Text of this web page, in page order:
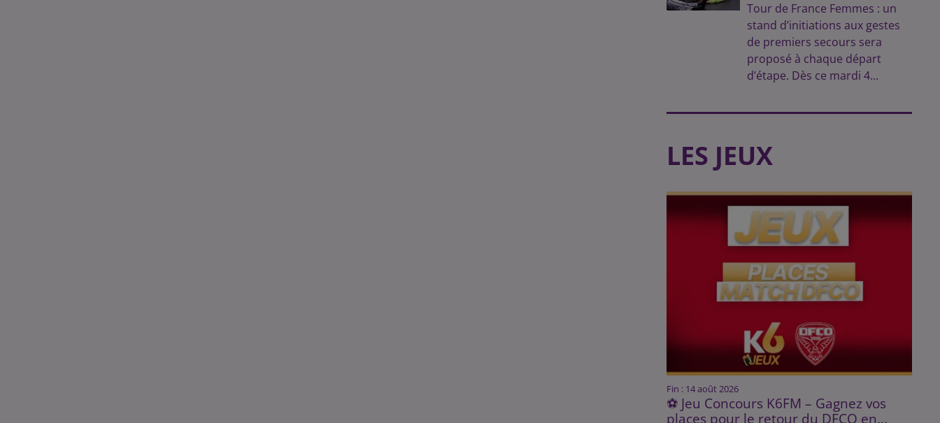
Tour de France Femmes : un
stand d’initiations aux gestes
de premiers secours sera
proposé à chaque départ
d’étape. Dès ce mardi 4...
LES JEUX
Fin : 14 août 2026
⚽ Jeu Concours K6FM – Gagnez vos
places pour le retour du DFCO en...